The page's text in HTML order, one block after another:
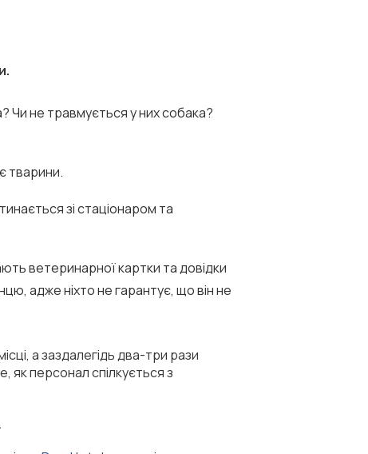
Чи не травмується у них собака?
тварини.
зі стаціонаром та
ветеринарної картки та довідки
адже ніхто не гарантує, що він не
а заздалегідь два-три рази
як персонал спілкується з